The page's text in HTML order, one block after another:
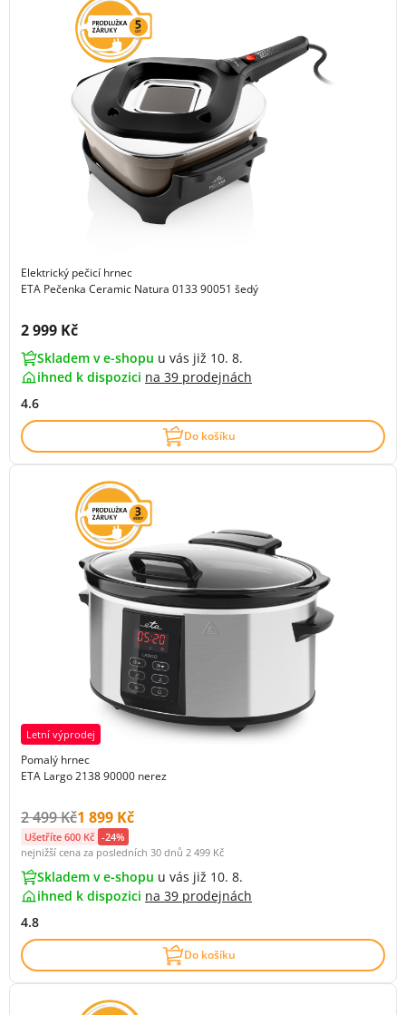
Elektrický pečicí hrnec
ETA Pečenka Ceramic Natura 0133 90051 šedý
Cena s DPH:
2 999 Kč
Skladem v e-shopu u vás již 10. 8.
ihned k dispozici na 39 prodejnách
4.6
Do košíku
Letní výprodej
Pomalý hrnec
ETA Largo 2138 90000 nerez
Původní cena s DPH:
2 499 KčCena s DPH:
1 899 Kč
Ušetříte 600 Kč -24%
nejnižší cena za posledních 30 dnů 2 499 Kč
Skladem v e-shopu u vás již 10. 8.
ihned k dispozici na 39 prodejnách
4.8
Do košíku